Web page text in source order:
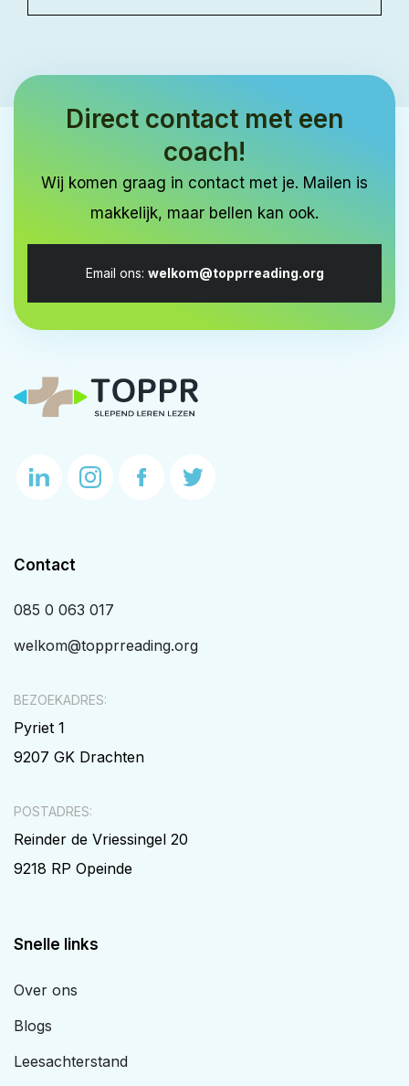
Direct contact met een
coach!
Wij komen graag in contact met je. Mailen is
makkelijk, maar bellen kan ook.
Email ons: welkom@topprreading.org
Contact
085 0 063 017
welkom@topprreading.org
BEZOEKADRES:
Pyriet 1
9207 GK Drachten
POSTADRES:
Reinder de Vriessingel 20
9218 RP Opeinde
Snelle links
Over ons
Blogs
Leesachterstand